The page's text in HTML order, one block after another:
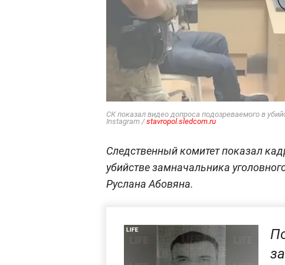
СК показал видео допроса подозреваемого в
Instagram /stavropol.sledcom.ru
Следственный комитет показал
убийстве замначальника
Руслана Абовяна.